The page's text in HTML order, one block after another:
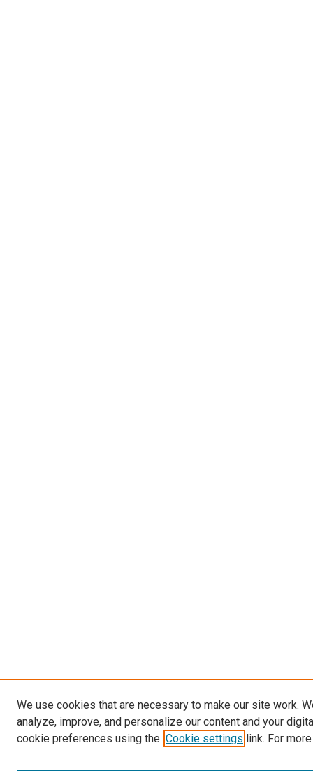
We use cookies that are necessary to make our site work.
analyze, improve, and personalize our content and your
cookie preferences using the Cookie settings link. For